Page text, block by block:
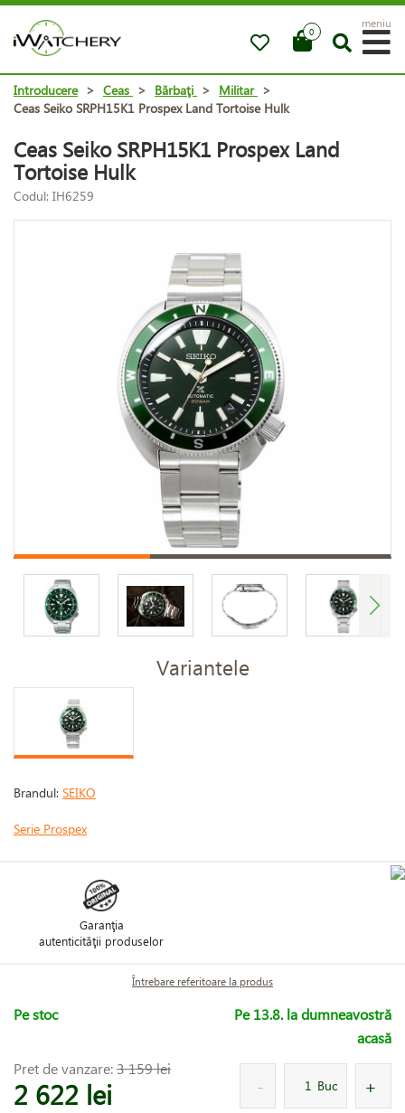
0
meniu
Introducere > Ceas > Bărbaţi > Militar >
Ceas Seiko SRPH15K1 Prospex Land Tortoise Hulk
Ceas Seiko SRPH15K1 Prospex Land
Tortoise Hulk
Codul: IH6259
Variantele
Brandul: SEIKO
Serie Prospex
Garanţia
autenticităţii produselor
Întrebare referitoare la produs
Pe stoc
Pe 13.8. la dumneavostră
acasă
Pret de vanzare:3 159 lei
2 622 lei Buc